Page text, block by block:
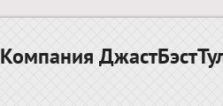
Компания